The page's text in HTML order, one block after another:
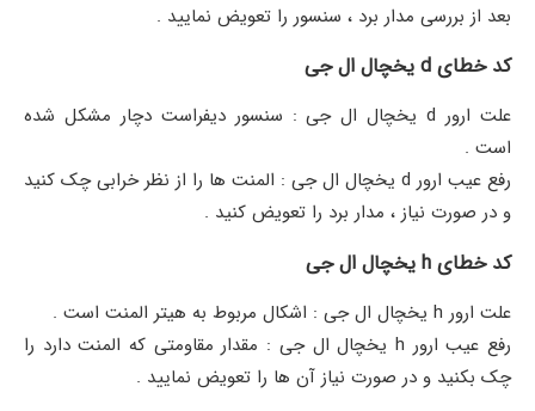
بعد از بررسی مدار برد ، سنسور را تعویض نمایید .
کد خطای d یخچال ال جی
علت ارور d یخچال ال جی : سنسور دیفراست دچار مشکل شده
است .
رفع عیب ارور d یخچال ال جی : المنت ها را از نظر خرابی چک کنید
و در صورت نیاز ، مدار برد را تعویض کنید .
کد خطای h یخچال ال جی
علت ارور h یخچال ال جی : اشکال مربوط به هیتر المنت است .
رفع عیب ارور h یخچال ال جی : مقدار مقاومتی که المنت دارد را
چک بکنید و در صورت نیاز آن ها را تعویض نمایید .